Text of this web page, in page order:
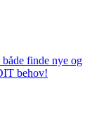
finde nye og
behov!